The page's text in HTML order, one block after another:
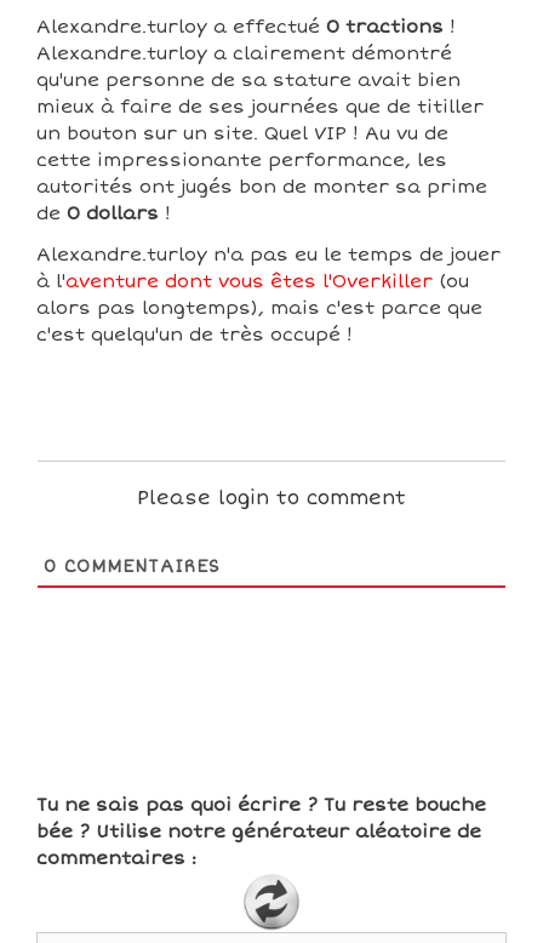
Alexandre.turloy a effectué 0 tractions !
Alexandre.turloy a clairement démontré
qu'une personne de sa stature avait bien
mieux à faire de ses journées que de titiller
un bouton sur un site. Quel VIP ! Au vu de
cette impressionante performance, les
autorités ont jugés bon de monter sa prime
de 0 dollars !
Alexandre.turloy n'a pas eu le temps de jouer
à l'aventure dont vous êtes l'Overkiller (ou
alors pas longtemps), mais c'est parce que
c'est quelqu'un de très occupé !
Please login to comment
0 COMMENTAIRES
Tu ne sais pas quoi écrire ? Tu reste bouche
bée ? Utilise notre générateur aléatoire de
commentaires :